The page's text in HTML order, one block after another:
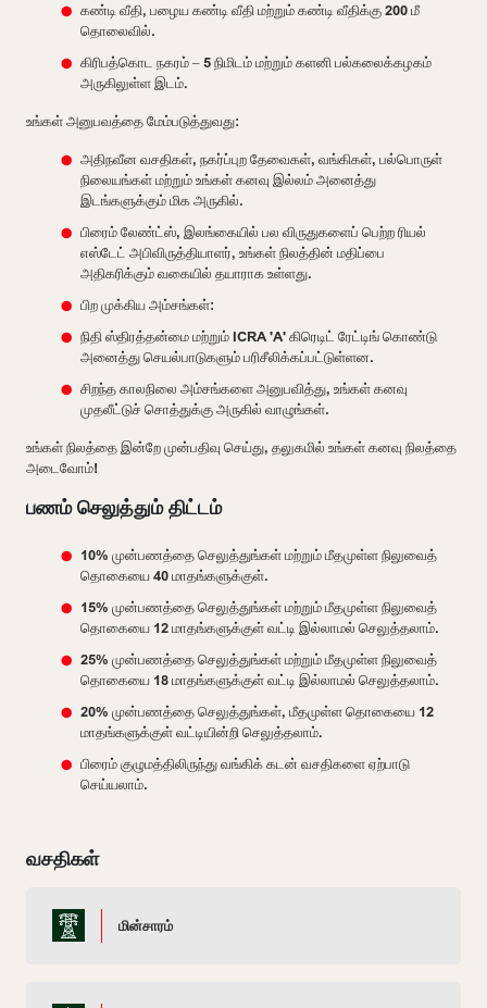
கண்டி வீதி, பழைய கண்டி வீதி மற்றும் கண்டி வீதிக்கு 200 மீ
தொலைவில்.
கிரிபத்கொட நகரம் – 5 நிமிடம் மற்றும் களனி பல்கலைக்கழகம்
அருகிலுள்ள இடம்.
உங்கள் அனுபவத்தை மேம்படுத்துவது:
அதிநவீன வசதிகள், நகர்ப்புற தேவைகள், வங்கிகள், பல்பொருள்
நிலையங்கள் மற்றும் உங்கள் கனவு இல்லம் அனைத்து
இடங்களுக்கும் மிக அருகில்.
பிரைம் லேண்ட்ஸ், இலங்கையில் பல விருதுகளைப் பெற்ற ரியல்
எஸ்டேட் அபிவிருத்தியாளர், உங்கள் நிலத்தின் மதிப்பை
அதிகரிக்கும் வகையில் தயாராக உள்ளது.
பிற முக்கிய அம்சங்கள்:
நிதி ஸ்திரத்தன்மை மற்றும் ICRA 'A' கிரெடிட் ரேட்டிங் கொண்டு
அனைத்து செயல்பாடுகளும் பரிசீலிக்கப்பட்டுள்ளன.
சிறந்த காலநிலை அம்சங்களை அனுபவித்து, உங்கள் கனவு
முதலீட்டுச் சொத்துக்கு அருகில் வாழுங்கள்.
உங்கள் நிலத்தை இன்றே முன்பதிவு செய்து, தலுகமில் உங்கள் கனவு நிலத்தை
அடைவோம்!
பணம் செலுத்தும் திட்டம்
10% முன்பணத்தை செலுத்துங்கள் மற்றும் மீதமுள்ள நிலுவைத்
தொகையை 40 மாதங்களுக்குள்.
15% முன்பணத்தை செலுத்துங்கள் மற்றும் மீதமுள்ள நிலுவைத்
தொகையை 12 மாதங்களுக்குள் வட்டி இல்லாமல் செலுத்தலாம்.
25% முன்பணத்தை செலுத்துங்கள் மற்றும் மீதமுள்ள நிலுவைத்
தொகையை 18 மாதங்களுக்குள் வட்டி இல்லாமல் செலுத்தலாம்.
20% முன்பணத்தை செலுத்துங்கள், மீதமுள்ள தொகையை 12
மாதங்களுக்குள் வட்டியின்றி செலுத்தலாம்.
பிரைம் குழுமத்திலிருந்து வங்கிக் கடன் வசதிகளை ஏற்பாடு
செய்யலாம்.
வசதிகள்
மின்சாரம்